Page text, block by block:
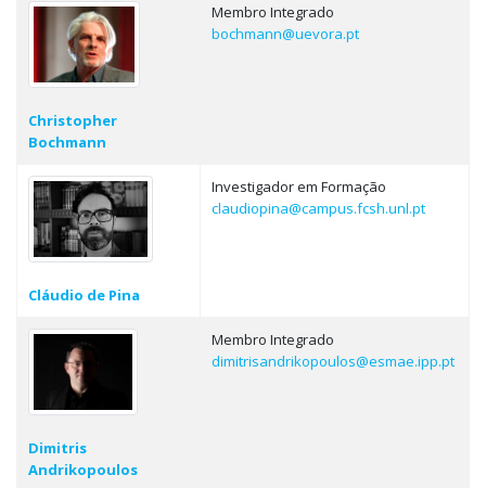
Christopher
Bochmann
Membro Integrado
bochmann@uevora.pt
Cláudio de Pina
Investigador em Formação
claudiopina@campus.fcsh.unl.pt
Dimitris
Andrikopoulos
Membro Integrado
dimitrisandrikopoulos@esmae.ipp.pt